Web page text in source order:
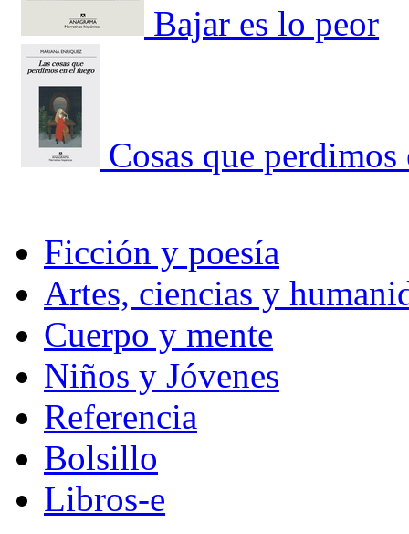
Bajar es lo peor
Cosas que
Ficción y poesía
Artes, ciencias y
Cuerpo y mente
Niños y Jóvenes
Referencia
Bolsillo
Libros-e